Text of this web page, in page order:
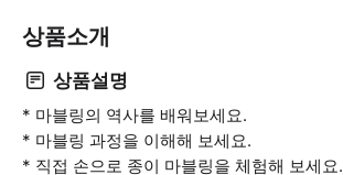
상품소개
상품설명
* 마블링의 역사를 배워보세요.
* 마블링 과정을 이해해 보세요.
* 직접 손으로 종이 마블링을 체험해 보세요.